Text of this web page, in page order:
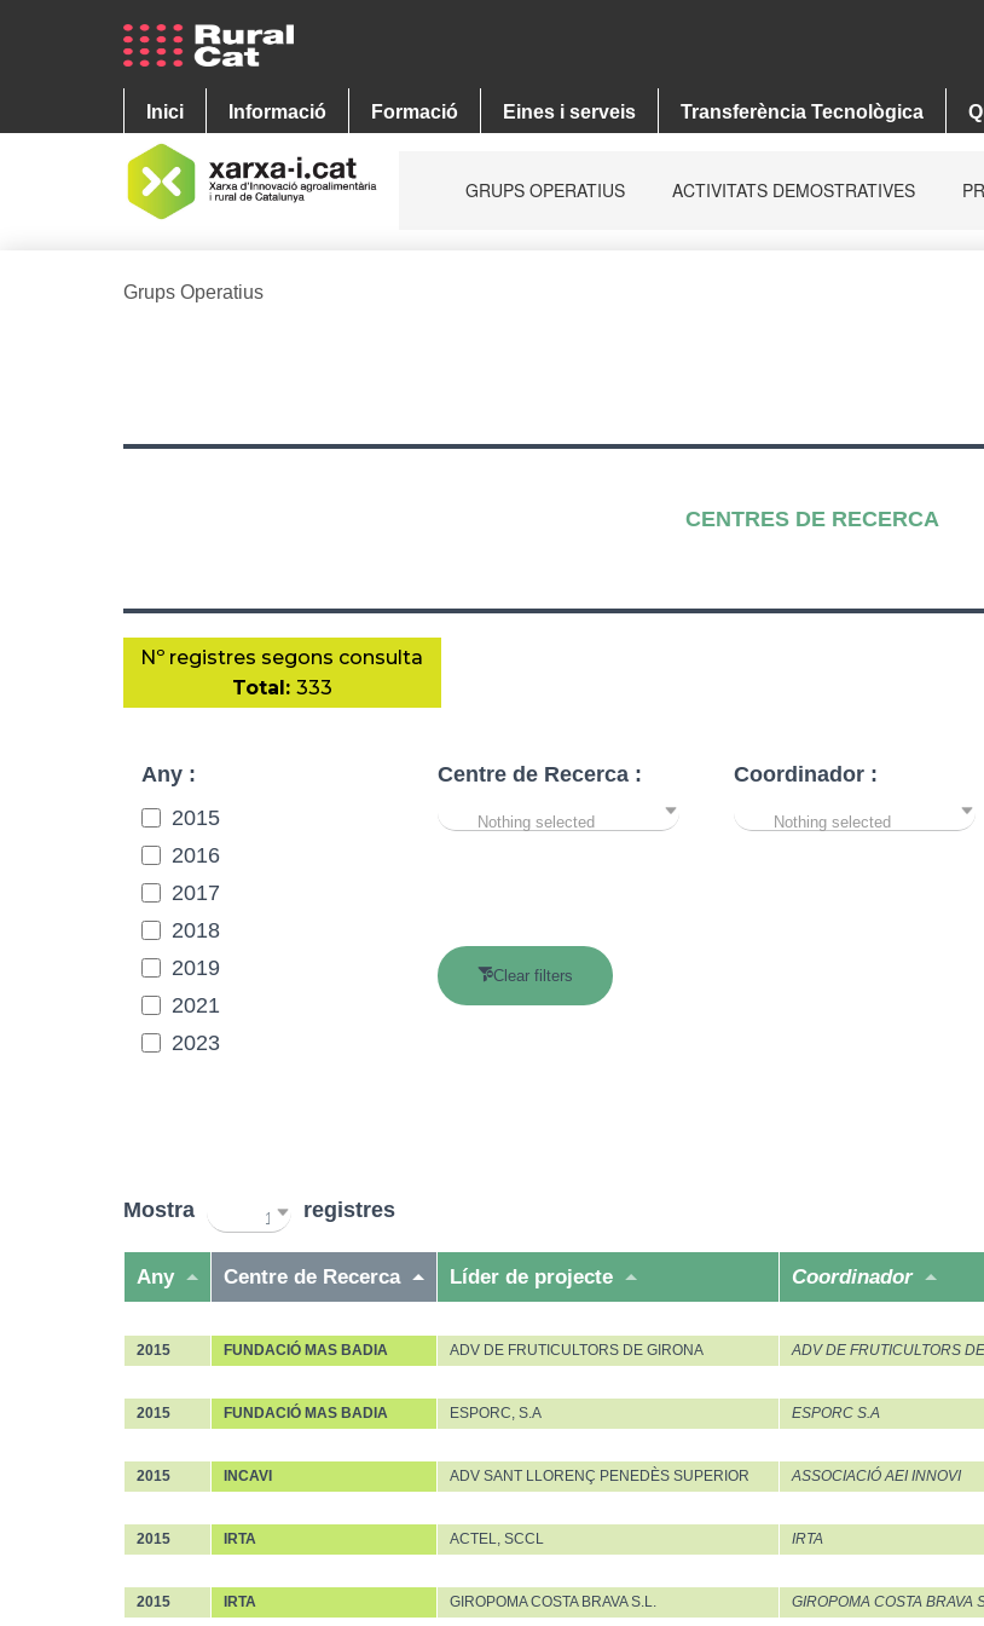
Grups Operatius
CENTRES DE RECERCA
Nº registres segons consulta
Total: 333
Any :
2015
2016
2017
2018
2019
2021
2023
Centre de Recerca :
Nothing selected
Coordinador :
Nothing selected
Clear filters
Mostra 10 registres
Any Centre de Recerca Líder de projecte Coordinador
2015
FUNDACIÓ MAS BADIA ADV DE FRUTICULTORS DE GIRONA ADV DE FRUTICULTORS
2015
FUNDACIÓ MAS BADIA ESPORC, S.A ESPORC S.A
2015
INCAVI ADV SANT LLORENÇ PENEDÈS SUPERIOR ASSOCIACIÓ AEI INNOVI
2015
IRTA ACTEL, SCCL IRTA
2015
IRTA GIROPOMA COSTA BRAVA S.L. GIROPOMA COSTA BRAVA